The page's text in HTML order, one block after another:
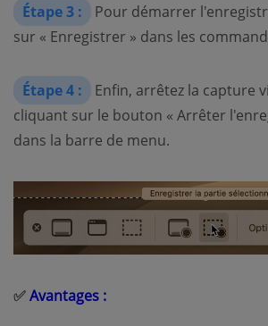
Étape 3 :
Pour démarrer
sur « Enregistrer » dans les
Étape 4 :
Enfin, arrêtez la capture
cliquant sur le bouton « Arrêter
dans la barre de menu.
✅Avantages :